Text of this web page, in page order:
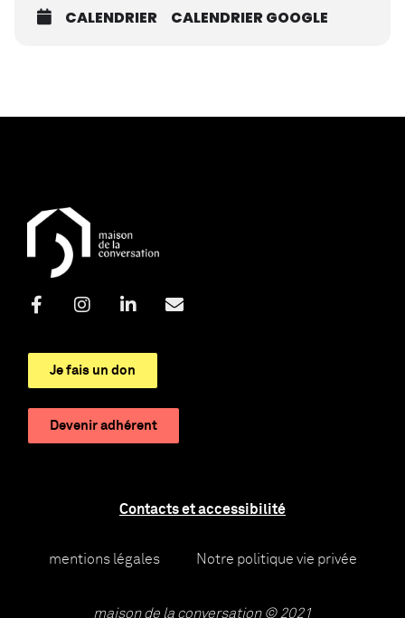
CALENDRIER CALENDRIER GOOGLE
Je fais un don
Devenir adhérent
Contacts et accessibilité
mentions légales Notre politique vie privée
maison de la conversation © 2021